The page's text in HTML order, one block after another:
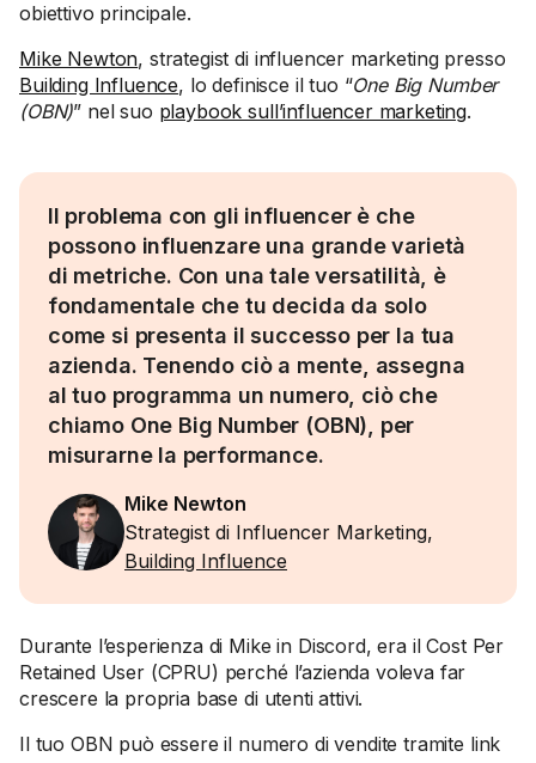
obiettivo principale.
Mike Newton, strategist di influencer marketing presso
Building Influence, lo definisce il tuo “One Big Number
(OBN)” nel suo playbook sull’influencer marketing.
Il problema con gli influencer è che
possono influenzare una grande varietà
di metriche. Con una tale versatilità, è
fondamentale che tu decida da solo
come si presenta il successo per la tua
azienda. Tenendo ciò a mente, assegna
al tuo programma un numero, ciò che
chiamo One Big Number (OBN), per
misurarne la performance.
Mike Newton
Strategist di Influencer Marketing,
Building Influence
Durante l’esperienza di Mike in Discord, era il Cost Per
Retained User (CPRU) perché l’azienda voleva far
crescere la propria base di utenti attivi.
Il tuo OBN può essere il numero di vendite tramite link